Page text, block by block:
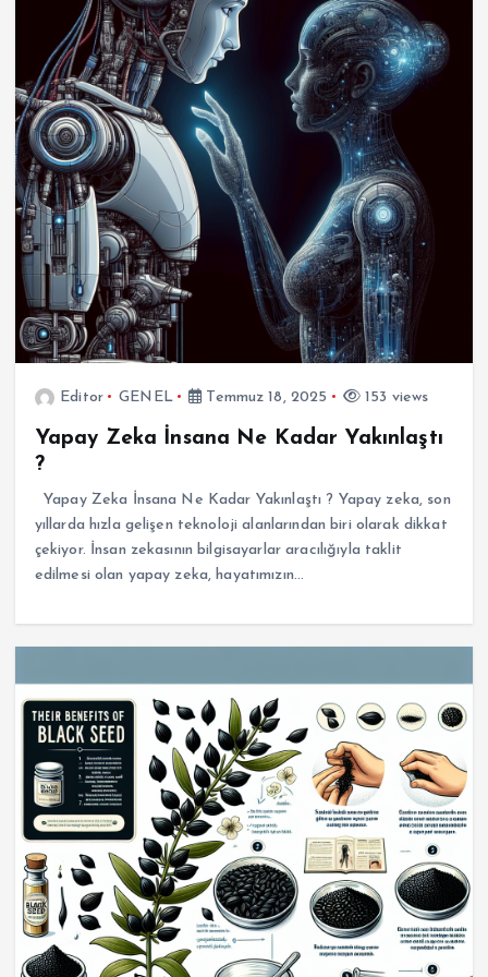
Editor GENEL Temmuz 18, 2025 153 views
Yapay Zeka İnsana Ne Kadar Yakınlaştı
?
Yapay Zeka İnsana Ne Kadar Yakınlaştı ? Yapay zeka, son
yıllarda hızla gelişen teknoloji alanlarından biri olarak dikkat
çekiyor. İnsan zekasının bilgisayarlar aracılığıyla taklit
edilmesi olan yapay zeka, hayatımızın…